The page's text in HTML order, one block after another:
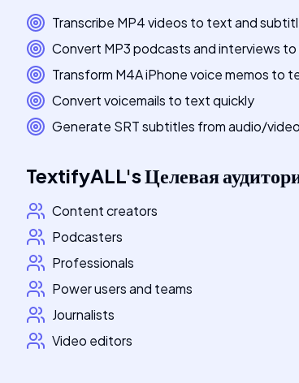
Transcribe MP4 videos to text and
Convert MP3 podcasts and interviews
Transform M4A iPhone voice memos to
Convert voicemails to text quickly
Generate SRT subtitles from audio/video
TextifyALL'sЦелевая
Content creators
Podcasters
Professionals
Power users and teams
Journalists
Video editors